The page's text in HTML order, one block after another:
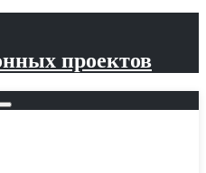
проектов